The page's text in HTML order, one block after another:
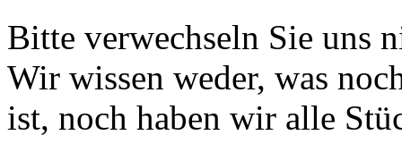
Bitte verwechseln Sie uns
Wir wissen weder, was
ist, noch haben wir alle